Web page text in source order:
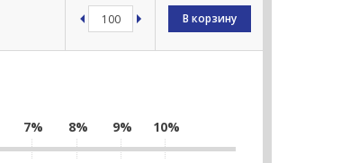
В корзину
7% 8% 9% 10%